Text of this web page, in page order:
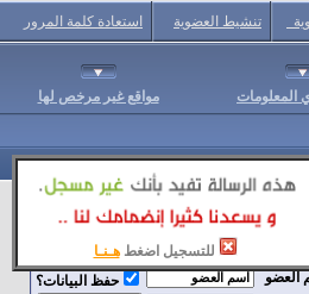
للتسجيل اضغط هـنـا
تنشيط العضوية استعادة كلمة المرور
المعلومات مواقع غير مرخص لها
العضو
حفظ البيانات؟